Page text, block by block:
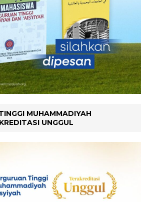
MUHAMMADIYAH
UNGGUL